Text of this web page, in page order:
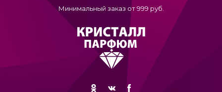
Минимальный заказ от 999 руб.